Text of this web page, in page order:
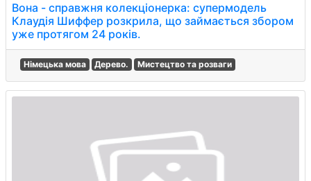
Вона - справжня колекціонерка: супермодель
Клаудія Шиффер розкрила, що займається збором
уже протягом 24 років.
Німецька мова Дерево. Мистецтво та розваги